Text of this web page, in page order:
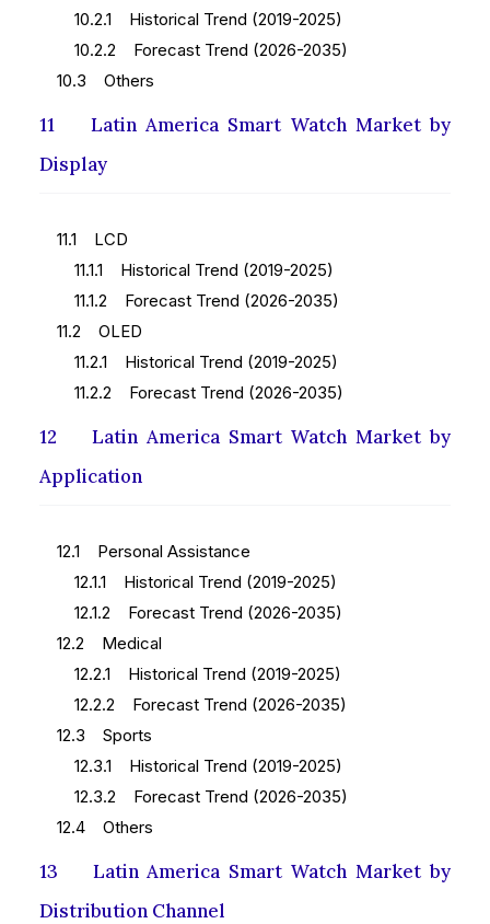
10.2.1 Historical Trend (2019-2025)
10.2.2 Forecast Trend (2026-2035)
10.3 Others
11 Latin America Smart Watch Market by
Display
11.1 LCD
11.1.1 Historical Trend (2019-2025)
11.1.2 Forecast Trend (2026-2035)
11.2 OLED
11.2.1 Historical Trend (2019-2025)
11.2.2 Forecast Trend (2026-2035)
12 Latin America Smart Watch Market by
Application
12.1 Personal Assistance
12.1.1 Historical Trend (2019-2025)
12.1.2 Forecast Trend (2026-2035)
12.2 Medical
12.2.1 Historical Trend (2019-2025)
12.2.2 Forecast Trend (2026-2035)
12.3 Sports
12.3.1 Historical Trend (2019-2025)
12.3.2 Forecast Trend (2026-2035)
12.4 Others
13 Latin America Smart Watch Market by
Distribution Channel